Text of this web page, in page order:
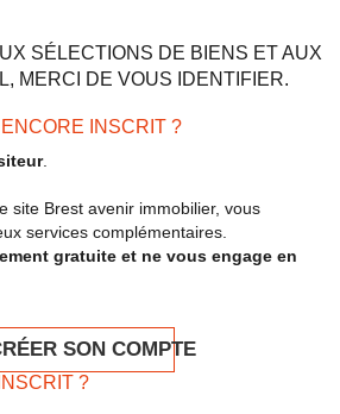
SÉLECTIONS DE BIENS ET AUX
MERCI DE VOUS IDENTIFIER.
INSCRIT ?
.
site Brest avenir immobilier, vous
services complémentaires.
gratuite et ne vous engage en
SON COMPTE
?